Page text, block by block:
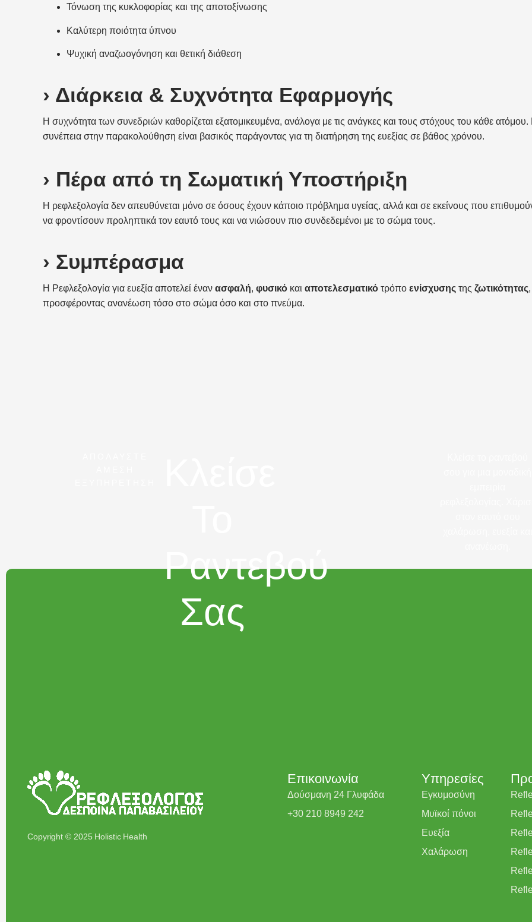
Τόνωση της κυκλοφορίας και της αποτοξίνωσης
Καλύτερη ποιότητα ύπνου
Ψυχική αναζωογόνηση και θετική διάθεση
› Διάρκεια & Συχνότητα Εφαρμογής
Η συχνότητα των συνεδριών καθορίζεται εξατομικευμένα, ανάλογα με τις ανάγκες και τους στόχους του κάθε
συνέπεια στην παρακολούθηση είναι βασικός παράγοντας για τη διατήρηση της ευεξίας σε βάθος χρόνου.
› Πέρα από τη Σωματική Υποστήριξη
Η ρεφλεξολογία δεν απευθύνεται μόνο σε όσους έχουν κάποιο πρόβλημα υγείας, αλλά και σε εκείνους που
να φροντίσουν προληπτικά τον εαυτό τους και να νιώσουν πιο συνδεδεμένοι με το σώμα τους.
› Συμπέρασμα
Η Ρεφλεξολογία για ευεξία αποτελεί έναν ασφαλή, φυσικό και αποτελεσματικό τρόπο ενίσχυσης της ζωτικότητας,
προσφέροντας ανανέωση τόσο στο σώμα όσο και στο πνεύμα.
Ραντεβού
Σας
Copyright © 2025 Holistic Health
Επικοινωνία
Δούσμανη 24 Γλυφάδα
+30 210 8949 242
Υπηρεσίες
Εγκυμοσύνη​
Μυϊκοί πόνοι
Ευεξία
Χαλάρωση